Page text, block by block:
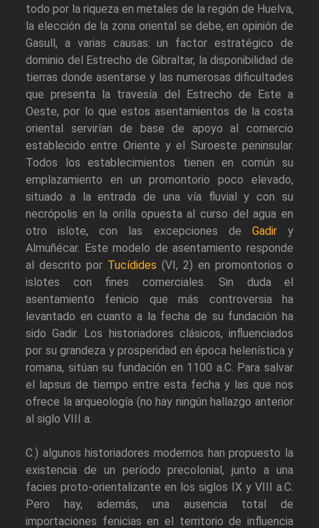
todo por la riqueza en metales de la región de Huelva,
la elección de la zona oriental se debe, en opinión de
Gasull, a varias causas: un factor estratégico de
dominio del Estrecho de Gibraltar, la disponibilidad de
tierras donde asentarse y las numerosas dificultades
que presenta la travesía del Estrecho de Este a
Oeste, por lo que estos asentamientos de la costa
oriental servirían de base de apoyo al comercio
establecido entre Oriente y el Suroeste peninsular.
Todos los establecimientos tienen en común su
emplazamiento en un promontorio poco elevado,
situado a la entrada de una vía fluvial y con su
necrópolis en la orilla opuesta al curso del agua en
otro islote, con las excepciones de Gadiry
Almuñécar. Este modelo de asentamiento responde
al descrito por Tucídides (VI, 2) en promontorios o
islotes con fines comerciales. Sin duda el
asentamiento fenicio que más controversia ha
levantado en cuanto a la fecha de su fundación ha
sido Gadir. Los historiadores clásicos, influenciados
por su grandeza y prosperidad en época helenística y
romana, sitúan su fundación en 1100 a.C. Para salvar
el lapsus de tiempo entre esta fecha y las que nos
ofrece la arqueología (no hay ningún hallazgo anterior
al siglo VIII a.
C.) algunos historiadores modernos han propuesto la
existencia de un período precolonial, junto a una
facies proto-orientalizante en los siglos IX y VIII a.C.
Pero hay, además, una ausencia total de
importaciones fenicias en el territorio de influencia